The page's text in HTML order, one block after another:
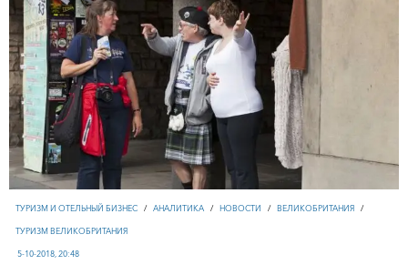
ТУРИЗМ И ОТЕЛЬНЫЙ БИЗНЕС / АНАЛИТИКА / НОВОСТИ / ВЕЛИКОБРИТАНИЯ /
ТУРИЗМ ВЕЛИКОБРИТАНИЯ
5-10-2018, 20:48